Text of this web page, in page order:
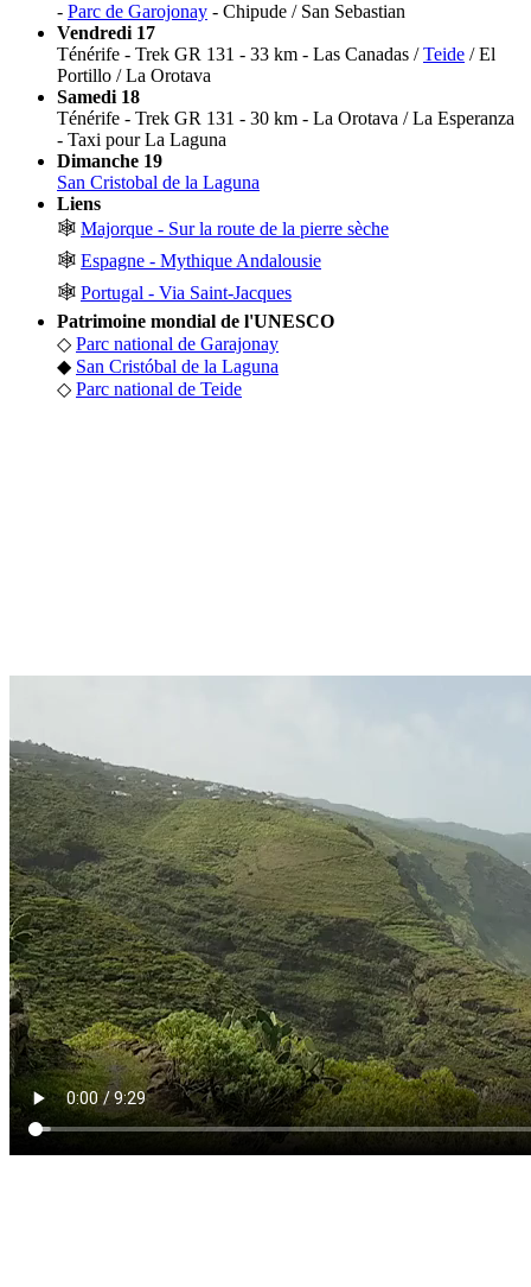
- Parc de Garojonay - Chipude / San Sebastian
Vendredi 17
Ténérife - Trek GR 131 - 33 km - Las Canadas /Teide / El
Portillo / La Orotava
Samedi 18
Ténérife - Trek GR 131 - 30 km - La Orotava / La Esperanza
- Taxi pour La Laguna
Dimanche 19
San Cristobal de la Laguna
Liens
🕸 Majorque - Sur la route de la pierre sèche
🕸 Espagne - Mythique Andalousie
🕸 Portugal - Via Saint-Jacques
Patrimoine mondial de l'UNESCO
◇ Parc national de Garajonay
◆ San Cristóbal de la Laguna
◇ Parc national de Teide